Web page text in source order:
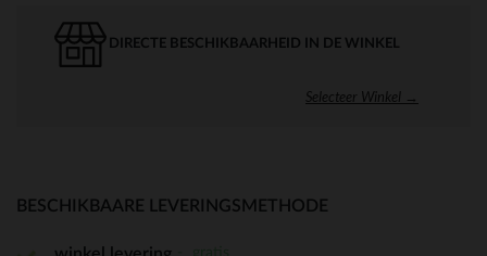
DIRECTE BESCHIKBAARHEID IN DE WINKEL
Selecteer Winkel →
BESCHIKBAARE LEVERINGSMETHODE